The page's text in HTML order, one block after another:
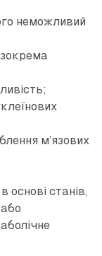
неможливий
м’язових
станів,